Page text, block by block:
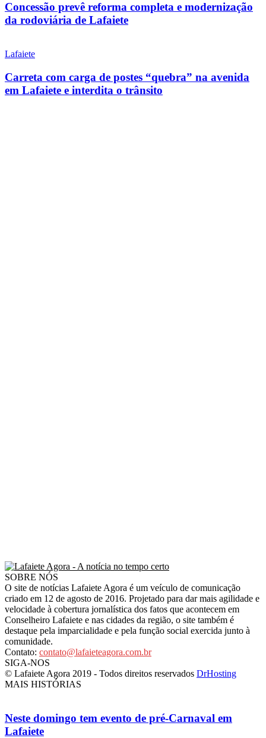
Concessão prevê reforma completa e modernização
da rodoviária de Lafaiete
Lafaiete
Carreta com carga de postes “quebra” na avenida
em Lafaiete e interdita o trânsito
SOBRE NÓS
O site de notícias Lafaiete Agora é um veículo de comunicação
criado em 12 de agosto de 2016. Projetado para dar mais agilidade e
velocidade à cobertura jornalística dos fatos que acontecem em
Conselheiro Lafaiete e nas cidades da região, o site também é
destaque pela imparcialidade e pela função social exercida junto à
comunidade.
Contato: contato@lafaieteagora.com.br
SIGA-NOS
© Lafaiete Agora 2019 - Todos direitos reservados DrHosting
MAIS HISTÓRIAS
Neste domingo tem evento de pré-Carnaval em
Lafaiete